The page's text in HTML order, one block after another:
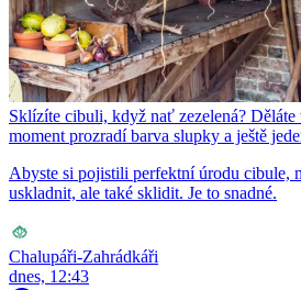
Sklízíte cibuli, když nať zezelená?
moment prozradí barva slupky a ještě
Abyste si pojistili perfektní úrodu cibule,
uskladnit, ale také sklidit. Je to snadné.
Chalupáři-Zahrádkáři
dnes, 12:43